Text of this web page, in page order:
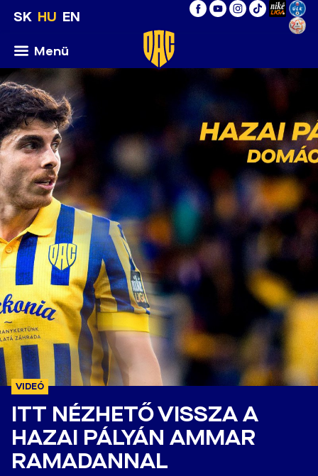
SK HU EN
Menü
VIDEÓ
ITT NÉZHETŐ VISSZA A
HAZAI PÁLYÁN AMMAR
RAMADANNAL